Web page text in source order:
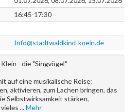
16:45-17:30
Info@stadtwaldkind-koeln.de
- die "Singvögel"
auf eine musikalische Reise:
aktivieren, zum Lachen bringen, das
Selbstwirksamkeit stärken,
...Mehr